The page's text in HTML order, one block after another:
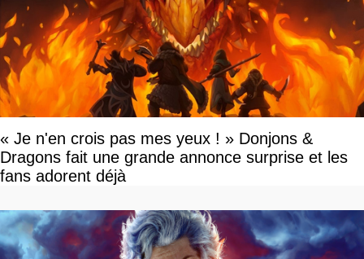
« Je n'en crois pas mes yeux ! » Donjons &
Dragons fait une grande annonce surprise et les
fans adorent déjà